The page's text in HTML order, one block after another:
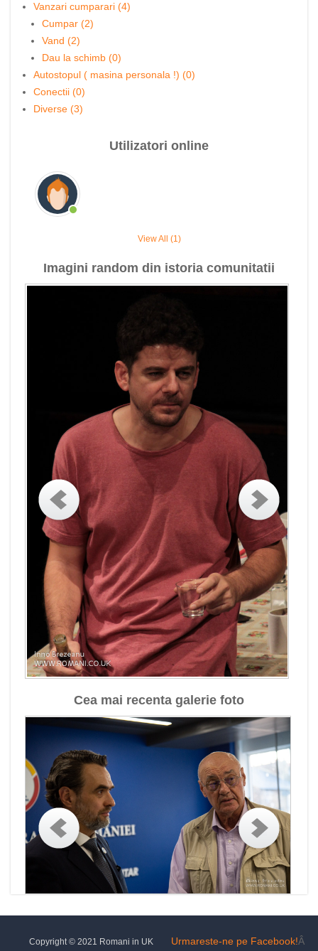
Vanzari cumparari (4)
Cumpar (2)
Vand (2)
Dau la schimb (0)
Autostopul ( masina personala !) (0)
Conectii (0)
Diverse (3)
Utilizatori online
View All (1)
Imagini random din istoria comunitatii
Cea mai recenta galerie foto
Urmareste-ne pe Facebook!Â
Copyright © 2021 Romani in UK